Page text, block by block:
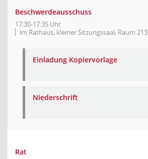
Beschwerdeausschuss
17:30-17:35 Uhr
im Rathaus, kleiner Sitzungssaal, Raum 213
Einladung Kopiervorlage
Niederschrift
Rat